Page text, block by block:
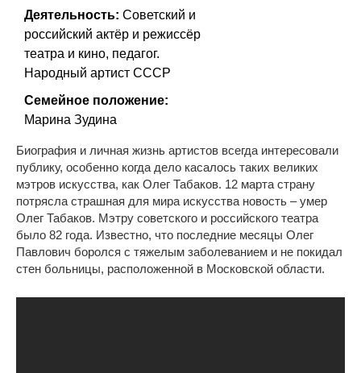
Деятельность: Советский и
российский актёр и режиссёр
театра и кино, педагог.
Народный артист СССР
Семейное положение:
Марина Зудина
Биография и личная жизнь артистов всегда интересовали
публику, особенно когда дело касалось таких великих
мэтров искусства, как Олег Табаков. 12 марта страну
потрясла страшная для мира искусства новость – умер
Олег Табаков. Мэтру советского и российского театра
было 82 года. Известно, что последние месяцы Олег
Павлович боролся с тяжелым заболеванием и не покидал
стен больницы, расположенной в Московской области.